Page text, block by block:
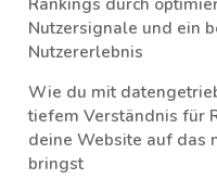
Rankings durch
Nutzersignale und ein
Nutzererlebnis
Wie du mit
tiefem Verständnis für
deine Website auf das
bringst